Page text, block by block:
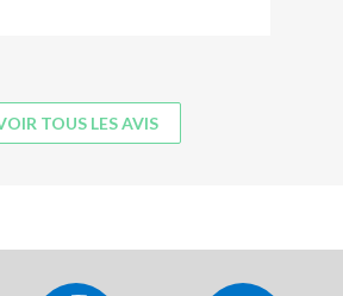
TOUS LES AVIS